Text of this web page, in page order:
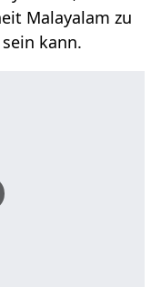
Malayalam zu
kann.